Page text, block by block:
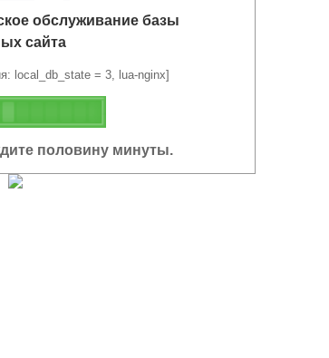
обслуживание базы
сайта
local_db_state = 3, lua-nginx]
половину минуты.